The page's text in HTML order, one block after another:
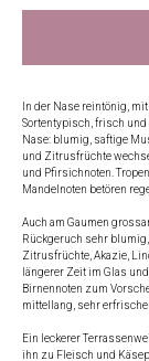
In der Nase reintönig,
Sortentypisch, frisch
Nase: blumig, saftige
und Zitrusfrüchte
und Pfirsichnoten.
Mandelnoten betören
Auch am Gaumen
Rückgeruch sehr
Zitrusfrüchte, Akazie,
längerer Zeit im Glas
Birnennoten zum
mittellang, sehr
Ein leckerer
ihn zu Fleisch und